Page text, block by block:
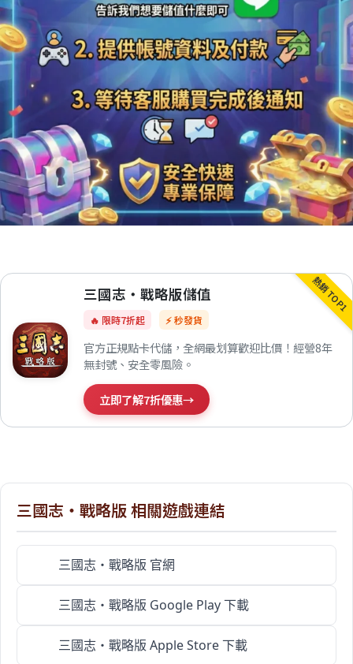
熱銷 TOP1
三國志・戰略版儲值
🔥 限時7折起 ⚡ 秒發貨
官方正規點卡代儲，全網最划算歡迎比價！經營8年
無封號、安全零風險。
立即了解7折優惠→
三國志・戰略版 相關遊戲連結
三國志・戰略版 官網
三國志・戰略版 Google Play 下載
三國志・戰略版 Apple Store 下載